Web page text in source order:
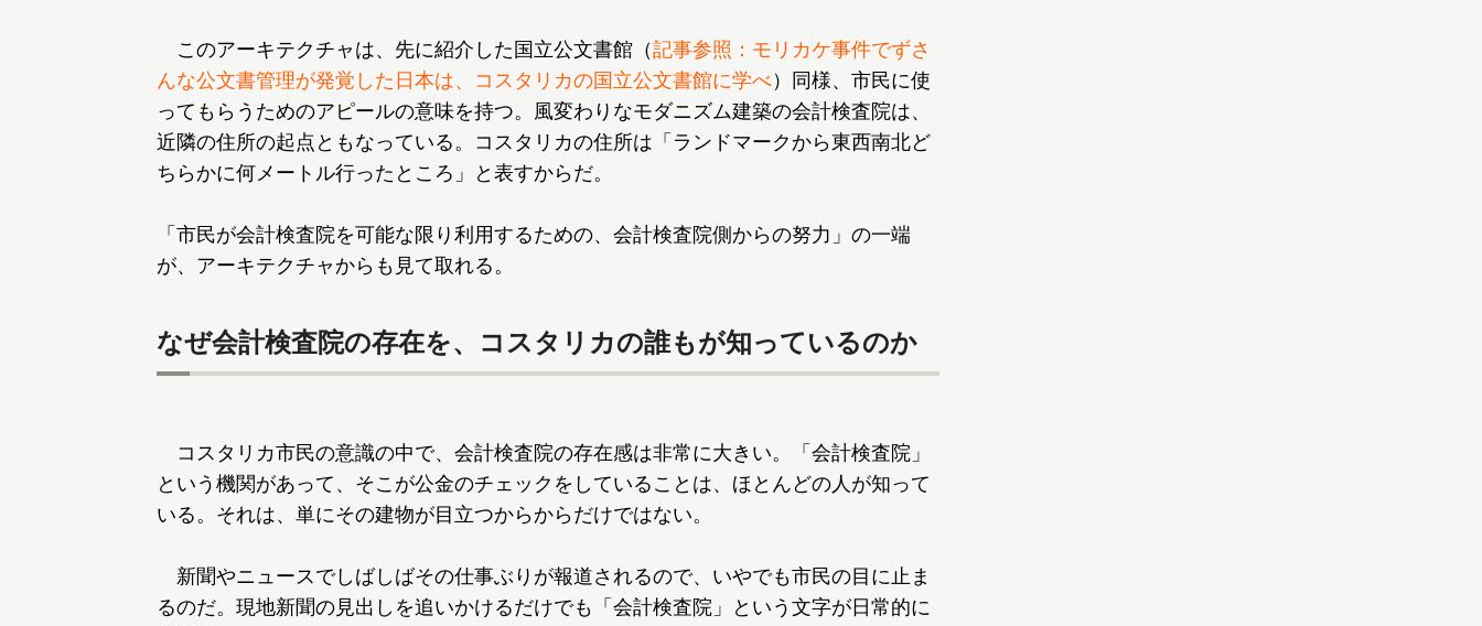
このアーキテクチャは、先に紹介した国立公文書館（記事参照：モリカケ事件でずさ
んな公文書管理が発覚した日本は、コスタリカの国立公文書館に学べ）同様、市民に使
ってもらうためのアピールの意味を持つ。風変わりなモダニズム建築の会計検査院は、
近隣の住所の起点ともなっている。コスタリカの住所は「ランドマークから東西南北ど
ちらかに何メートル行ったところ」と表すからだ。
「市民が会計検査院を可能な限り利用するための、会計検査院側からの努力」の一端
が、アーキテクチャからも見て取れる。
なぜ会計検査院の存在を、コスタリカの誰もが知っているのか
コスタリカ市民の意識の中で、会計検査院の存在感は非常に大きい。「会計検査院」
という機関があって、そこが公金のチェックをしていることは、ほとんどの人が知って
いる。それは、単にその建物が目立つからからだけではない。
新聞やニュースでしばしばその仕事ぶりが報道されるので、いやでも市民の目に止ま
るのだ。現地新聞の見出しを追いかけるだけでも「会計検査院」という文字が日常的に